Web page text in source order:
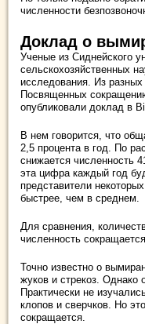
численности
Доклад о
Ученые из Сиднейского
сельскохозяйственных
исследования. Из разных
Посвященных
опубликовали доклад в
В нем говорится, что
2,5 процента в год. По
снижается численность
эта цифра каждый год
представители
быстрее, чем в среднем.
Для сравнения,
численность
Точно известно о
жуков и стрекоз. Однако
Практически не
клопов и сверчков. Но
сокращается.